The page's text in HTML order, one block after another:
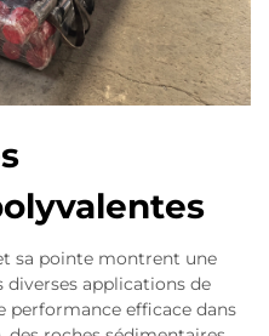
sa pointe montrent une
diverses applications de
performance efficace dans